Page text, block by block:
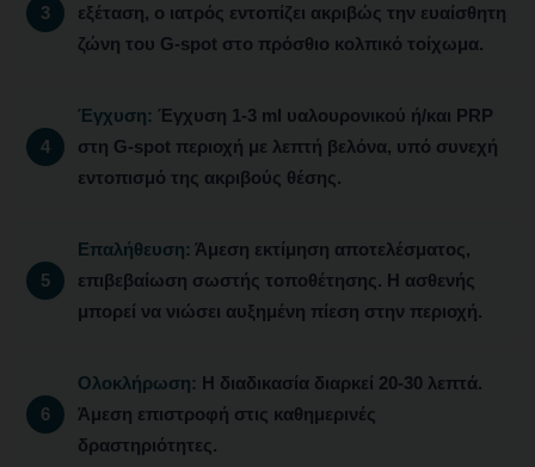
εξέταση, ο ιατρός εντοπίζει ακριβώς την ευαίσθητη
ζώνη του G-spot στο πρόσθιο κολπικό τοίχωμα.
Έγχυση: Έγχυση 1-3 ml υαλουρονικού ή/και PRP
στη G-spot περιοχή με λεπτή βελόνα, υπό συνεχή
εντοπισμό της ακριβούς θέσης.
Επαλήθευση: Άμεση εκτίμηση αποτελέσματος,
επιβεβαίωση σωστής τοποθέτησης. Η ασθενής
μπορεί να νιώσει αυξημένη πίεση στην περιοχή.
Ολοκλήρωση: Η διαδικασία διαρκεί 20-30 λεπτά.
Άμεση επιστροφή στις καθημερινές
δραστηριότητες.